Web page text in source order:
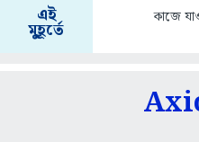
এই
মুহূর্তে
কাজে